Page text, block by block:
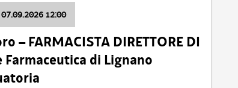
12:00
– FARMACISTA DIRETTORE DI
Farmaceutica di Lignano